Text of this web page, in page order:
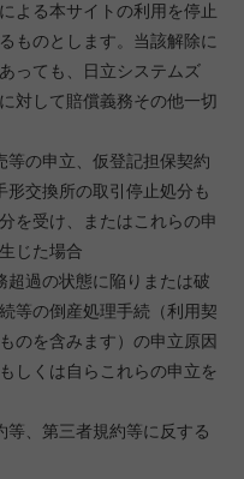
よる本サイトの利用を停止
ものとします。当該解除に
っても、日立システムズ
対して賠償義務その他一切
等の申立、仮登記担保契約
交換所の取引停止処分も
を受け、またはこれらの申
じた場合
超過の状態に陥りまたは破
等の倒産処理手続（利用契
のを含みます）の申立原因
しくは自らこれらの申立を
、第三者規約等に反する